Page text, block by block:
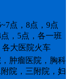
点，8点，9点
，5点，各一班
大医院火车
肿瘤医院，胸科
院，三附院，妇